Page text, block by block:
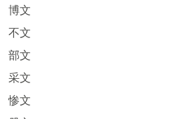
博文
不文
部文
采文
惨文